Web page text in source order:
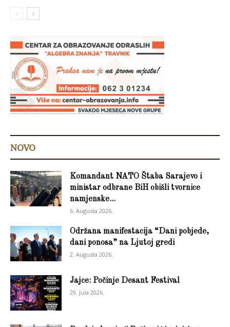
NOVO
Komandant NATO Štaba Sarajevo i
ministar odbrane BiH obišli tvornice
namjenske...
6. Augusta 2026.
Održana manifestacija “Dani pobjede,
dani ponosa” na Ljutoj gredi
2. Augusta 2026.
Jajce: Počinje Desant Festival
29. Jula 2026.